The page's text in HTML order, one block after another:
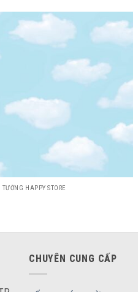
Add to
HAPPY STORE
CHUYÊN CUNG CẤP